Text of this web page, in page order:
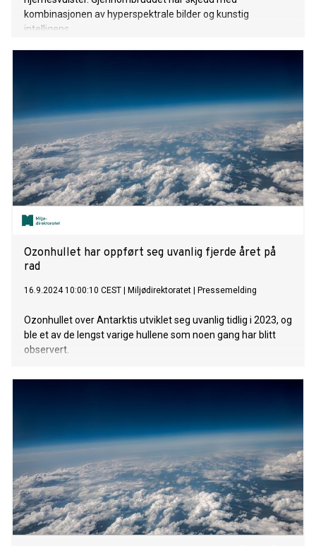
kombinasjonen av hyperspektrale bilder og kunstig
intelligens.
Ozonhullet har oppført seg uvanlig fjerde året på
rad
16.9.2024 10:00:10 CEST Miljødirektoratet Pressemelding
Ozonhullet over Antarktis utviklet seg uvanlig tidlig i 2023, og
ble et av de lengst varige hullene som noen gang har blitt
observert.